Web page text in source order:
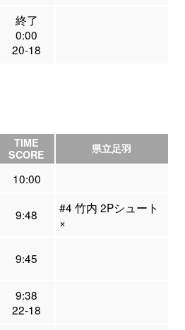
終了
0:00
20-18
TIME
SCORE
県立足羽
10:00
9:48
#4 竹内 2Pシュート
×
9:45
9:38
22-18